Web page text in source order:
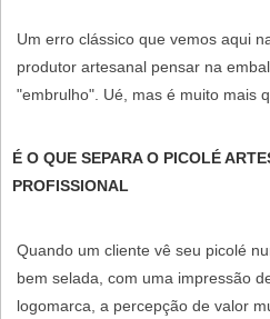
Um erro clássico que vemos aqui
produtor artesanal pensar na
"embrulho". Ué, mas é muito mais
É O QUE SEPARA O PICOLÉ
PROFISSIONAL
Quando um cliente vê seu picolé
bem selada, com uma impressão
logomarca, a percepção de valor